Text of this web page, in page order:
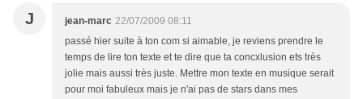
J jean-marc 22/07/2009 08:11
passé hier suite à ton com si aimable, je reviens prendre le
temps de lire ton texte et te dire que ta concxlusion ets très
jolie mais aussi très juste. Mettre mon texte en musique serait
pour moi fabuleux mais je n'ai pas de stars dans mes